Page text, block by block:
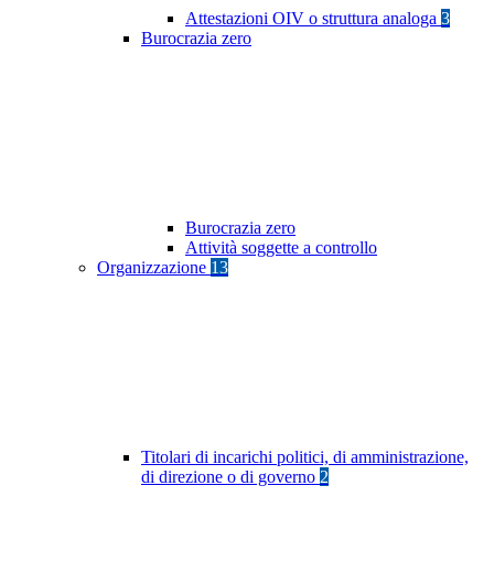
Attestazioni OIV o struttura analoga 3
Burocrazia zero
Burocrazia zero
Attività soggette a controllo
Organizzazione 13
Titolari di incarichi politici, di amministrazione,
di direzione o di governo 2